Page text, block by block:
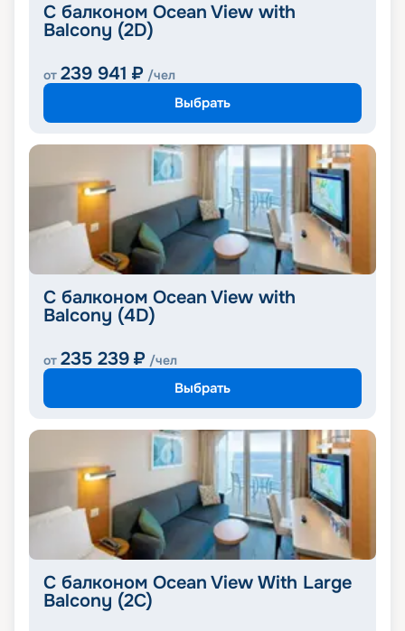
С балконом Ocean View with
Balcony (2D)
от 239 941 ₽ /чел
Выбрать
С балконом Ocean View with
Balcony (4D)
от 235 239 ₽ /чел
Выбрать
С балконом Ocean View With Large
Balcony (2C)